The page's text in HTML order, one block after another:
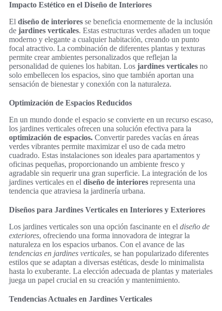
Impacto Estético en el Diseño de Interiores
El diseño de interiores se beneficia enormemente de la inclusión
de jardines verticales. Estas estructuras verdes añaden un toque
moderno y elegante a cualquier habitación, creando un punto
focal atractivo. La combinación de diferentes plantas y texturas
permite crear ambientes personalizados que reflejan la
personalidad de quienes los habitan. Los jardines verticales no
solo embellecen los espacios, sino que también aportan una
sensación de bienestar y conexión con la naturaleza.
Optimización de Espacios Reducidos
En un mundo donde el espacio se convierte en un recurso escaso,
los jardines verticales ofrecen una solución efectiva para la
optimización de espacios. Convertir paredes vacías en áreas
verdes vibrantes permite maximizar el uso de cada metro
cuadrado. Estas instalaciones son ideales para apartamentos y
oficinas pequeñas, proporcionando un ambiente fresco y
agradable sin requerir una gran superficie. La integración de los
jardines verticales en el diseño de interiores representa una
tendencia que atraviesa la jardinería urbana.
Diseños para Jardines Verticales en Interiores y Exteriores
Los jardines verticales son una opción fascinante en el diseño de
exteriores, ofreciendo una forma innovadora de integrar la
naturaleza en los espacios urbanos. Con el avance de las
tendencias en jardines verticales, se han popularizado diferentes
estilos que se adaptan a diversas estéticas, desde lo minimalista
hasta lo exuberante. La elección adecuada de plantas y materiales
juega un papel crucial en su creación y mantenimiento.
Tendencias Actuales en Jardines Verticales